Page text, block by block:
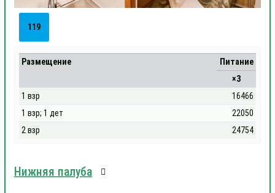
119
Размещение
Питание
×3
1 взр
16466
1 взр; 1 дет
22050
2 взр
24754
Нижняя палуба